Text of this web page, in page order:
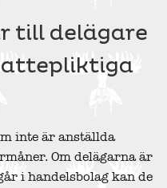
till delägare
inte är anställda
Om delägarna är
i handelsbolag kan de